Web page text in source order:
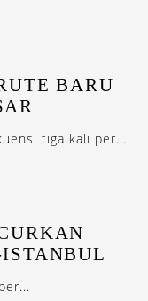
BARU
tiga kali per...